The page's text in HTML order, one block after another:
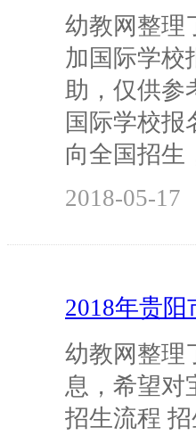
幼教网整理
加国际学校
助，仅供参
国际学校报
向全国招生
2018-05-17
2018年贵
幼教网整理
息，希望对
招生流程